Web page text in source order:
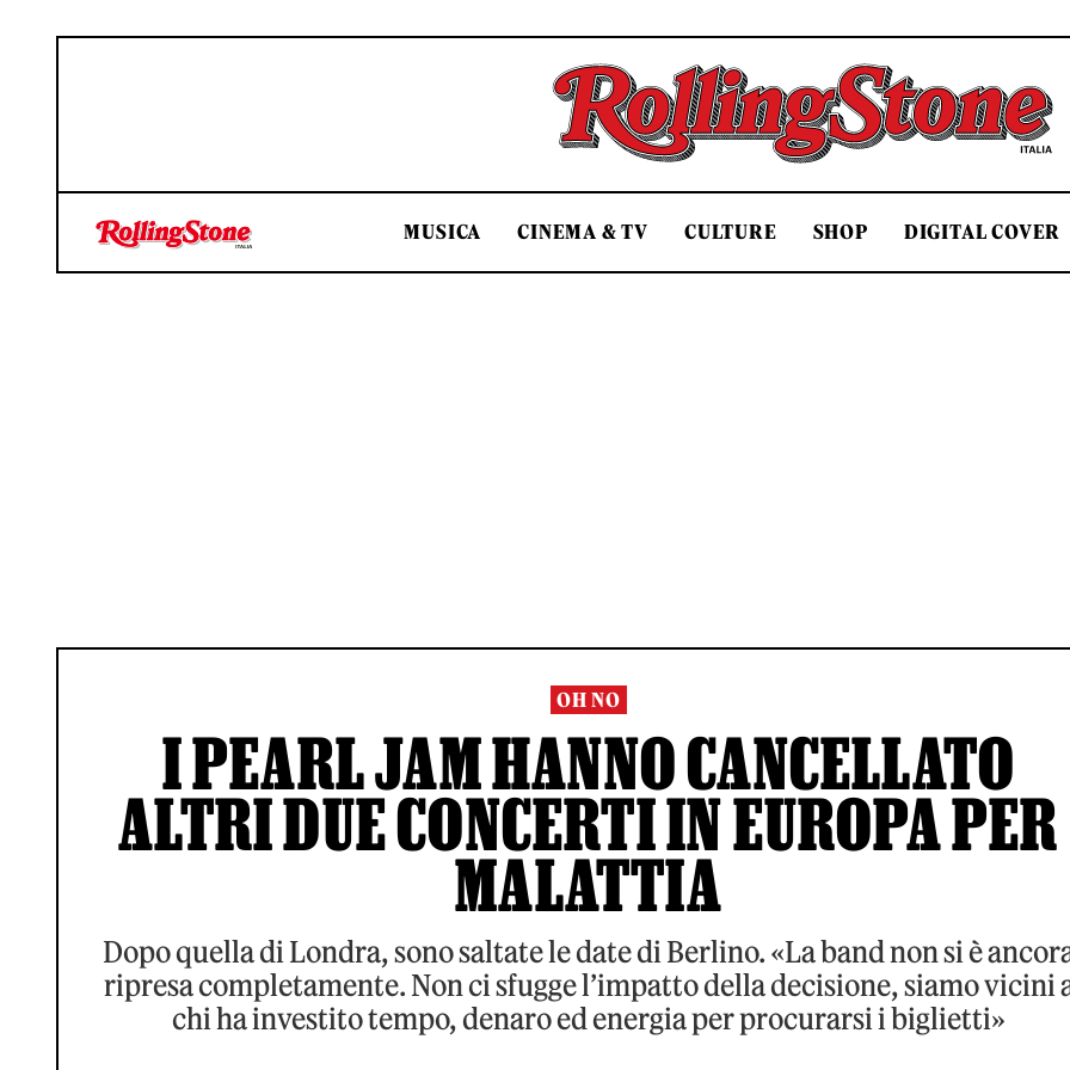
Rolling Stone Italia
MUSICA CINEMA & TV CULTURE SHOP DIGITAL COVER
OH NO
I PEARL JAM HANNO CANCELLATO
ALTRI DUE CONCERTI IN EUROPA PER
MALATTIA
Dopo quella di Londra, sono saltate le date di Berlino. «La band non si è
ripresa completamente. Non ci sfugge l’impatto della decisione, siamo vicini
chi ha investito tempo, denaro ed energia per procurarsi i biglietti»